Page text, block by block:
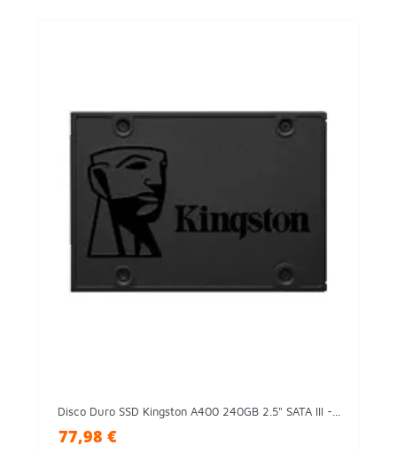
Disco Duro SSD Kingston A400 240GB 2.5" SATA III -...
77,98 €